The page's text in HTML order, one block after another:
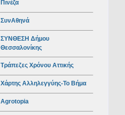
Πινέζα
ΣυνΑθηνά
ΣΥΝΘΕΣΗ Δήμου
Θεσσαλονίκης
Τράπεζες Χρόνου Αττικής
Χάρτης Αλληλεγγύης-Το Βήμα
Agrotopia